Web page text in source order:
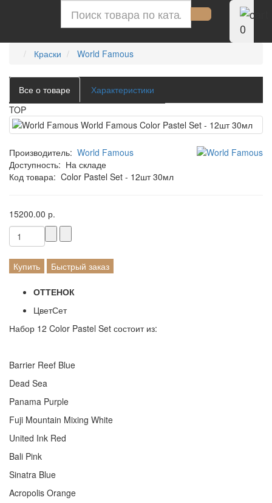
0
Краски World Famous
Все о товаре
Характеристики
TOP
Производитель: World Famous
Доступность: На складе
Код товара: Color Pastel Set - 12шт 30мл
15200.00 р.
Купить Быстрый заказ
ОТТЕНОК
ЦветСет
Набор 12 Color Pastel Set состоит из:
Barrier Reef Blue
Dead Sea
Panama Purple
Fuji Mountain Mixing White
United Ink Red
Bali Pink
Sinatra Blue
Acropolis Orange